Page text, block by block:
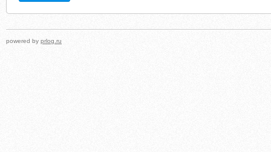
powered by prlog.ru